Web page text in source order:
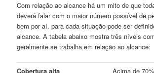
Com relação ao alcance há um mito de que
deverá falar com o maior número possível de
bem por aí. para cada situação pode ser
alcance. A tabela abaixo mostra três níveis
geralmente se trabalha em relação ao alcance:
Cobertura alta
Acima de